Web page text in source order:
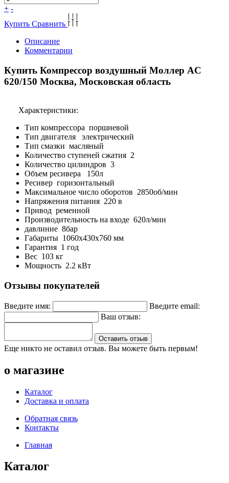
+ -
Купить Сравнить
Описание
Комментарии
Купить Компрессор воздушный Моллер AC
620/150 Москва, Московская область
Характеристики:
Тип компрессора поршневой
Тип двигателя электрический
Тип смазки масляный
Количество ступеней сжатия 2
Количество цилиндров 3
Объем ресивера 150л
Ресивер горизонтальный
Максимальное число оборотов 2850об/мин
Напряжения питания 220 в
Привод ременной
Производительность на входе 620л/мин
давлиние 8бар
Габариты 1060х430х760 мм
Гарантия 1 год
Вес 103 кг
Мощность 2.2 кВт
Отзывы покупателей
Введите имя:
Введите email:
Ваш отзыв:
Оставить отзыв
Еще никто не оставил отзыв. Вы можете быть первым!
о магазине
Каталог
Доставка и оплата
Обратная связь
Контакты
Главная
Каталог